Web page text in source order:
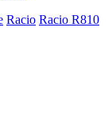
Racio Racio R810